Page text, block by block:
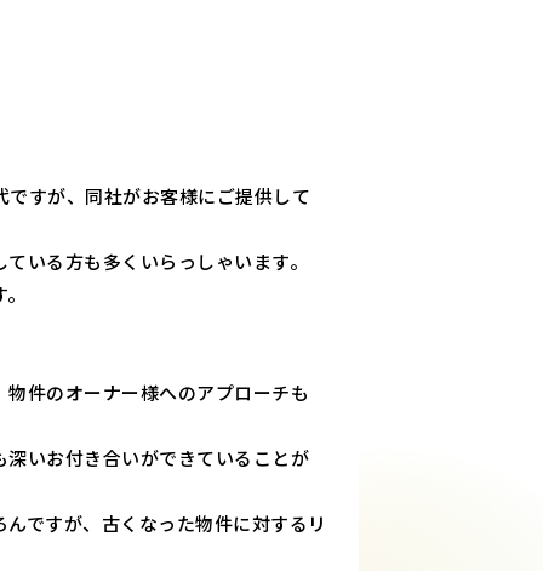
すが、同社がお客様にご提供して
いる方も多くいらっしゃいます。
件のオーナー様へのアプローチも
いお付き合いができていることが
ですが、古くなった物件に対するリ